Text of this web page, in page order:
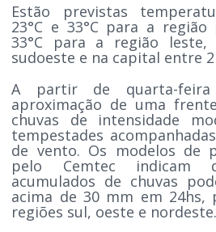
Estão previstas
23°C e 33°C para a região
33°C para a região leste,
sudoeste e na capital entre
A partir de quarta-
aproximação de uma
chuvas de intensidade
tempestades
de vento. Os modelos de
pelo Cemtec indicam
acumulados de chuvas
acima de 30 mm em 24hs,
regiões sul, oeste e nordeste.